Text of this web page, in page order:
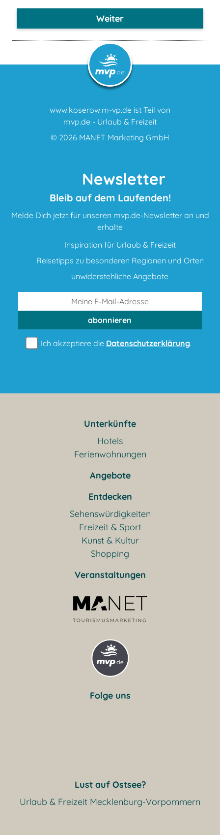
Weiter
www.koserow.m-vp.de ist Teil von
mvp.de - Urlaub & Freizeit
© 2026 MANET Marketing GmbH
Newsletter
Bleib auf dem Laufenden!
Melde Dich jetzt für unseren mvp.de-Newsletter an und
erhalte
Inspiration für Urlaub & Freizeit
Reisetipps zu besonderen Regionen und Orten
unwiderstehliche Angebote
abonnieren
Ich akzeptiere die Datenschutzerklärung.
Unterkünfte
Hotels
Ferienwohnungen
Angebote
Entdecken
Sehenswürdigkeiten
Freizeit & Sport
Kunst & Kultur
Shopping
Veranstaltungen
Folge uns
Lust auf Ostsee?
Urlaub & Freizeit Mecklenburg-Vorpommern